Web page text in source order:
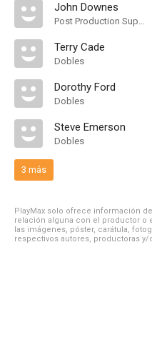
John Downes
Post Production Supervisor
Terry Cade
Dobles
Dorothy Ford
Dobles
Steve Emerson
Dobles
3 más
PlayMax solo ofrece información
relación alguna con el productor o
las imágenes, póster, carátula,
respectivos autores, productoras y/